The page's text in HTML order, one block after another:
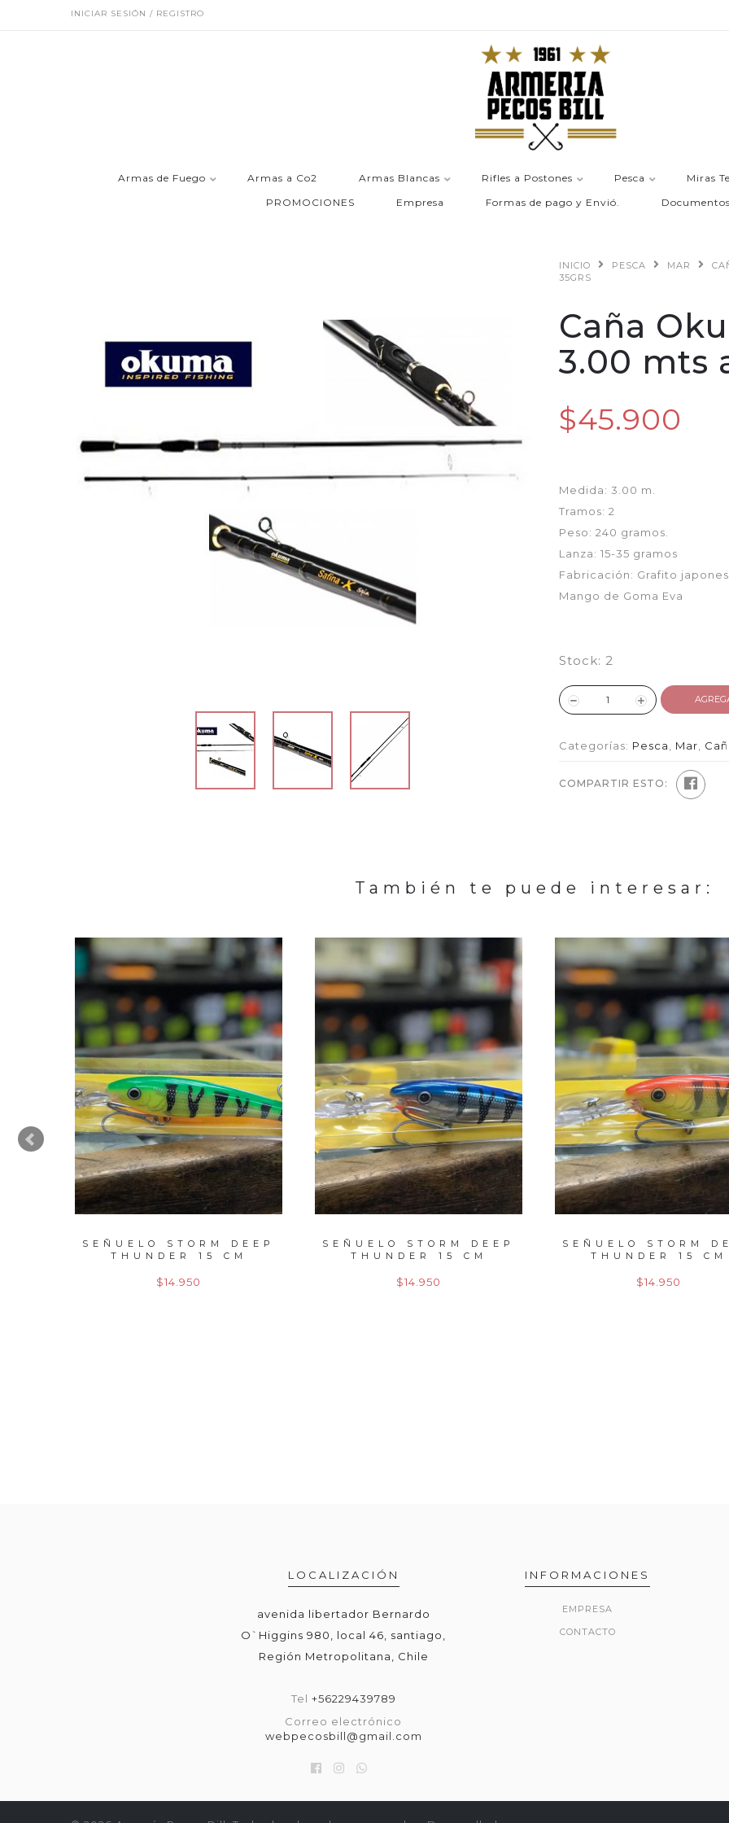
INICIAR SESIÓN / REGISTRO
Armas de Fuego Armas a Co2 Armas Blancas Rifles a Postones Pesca
Miras
PROMOCIONES
Empresa Formas de pago y Envió.
INICIO PESCA MAR
35GRS
Caña
3.00 mts
$45.900
Medida: 3.00 m.
Tramos: 2
Peso: 240 gramos.
Lanza: 15-35 gramos
Fabricación: Grafito
Mango de Goma Eva
Stock: 2
Categorías: Pesca Mar
COMPARTIR ESTO:
También te puede interesar:
SEÑUELO STORM DEEP
THUNDER 15 CM
$14.950
SEÑUELO STORM DEEP
THUNDER 15 CM
$14.950
SEÑUELO STORM
THUNDER 15 CM
$14.950
LOCALIZACIÓN
avenida libertador Bernardo
O`Higgins 980, local 46, santiago,
Región Metropolitana, Chile
Tel +56229439789
Correo electrónico
webpecosbill@gmail.com
INFORMACIONES
EMPRESA
CONTACTO